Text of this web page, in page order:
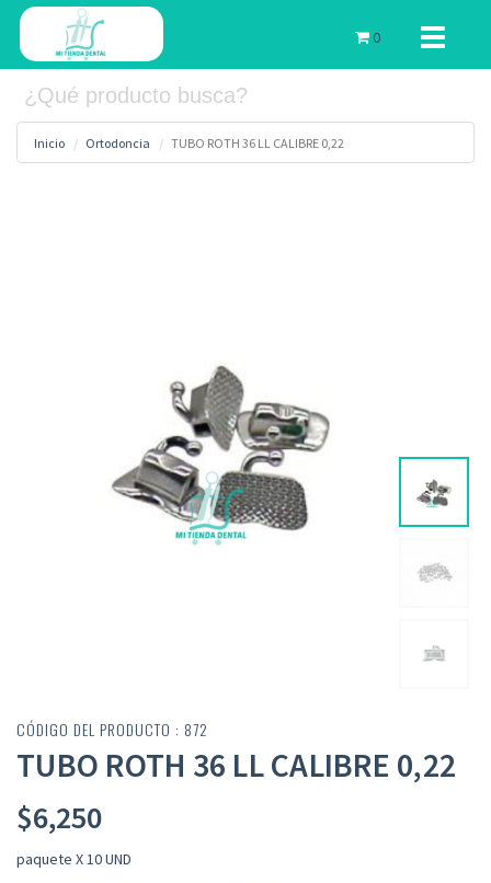
Toggle
0
Inicio Ortodoncia TUBO ROTH 36 LL CALIBRE 0,22
CÓDIGO DEL PRODUCTO : 872
TUBO ROTH 36 LL CALIBRE 0,22
$6,250
paquete X 10 UND